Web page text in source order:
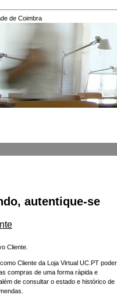
autentique-se
Cliente.
Cliente da Loja Virtual UC.PT
compras de uma forma rápida e
de consultar o estado e histórico de